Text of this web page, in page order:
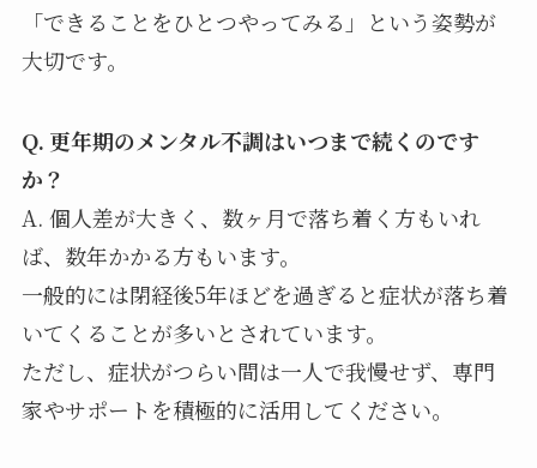
「できることをひとつやってみる」という姿勢が
大切です。
Q. 更年期のメンタル不調はいつまで続くのです
か？
A. 個人差が大きく、数ヶ月で落ち着く方もいれ
ば、数年かかる方もいます。
一般的には閉経後5年ほどを過ぎると症状が落ち着
いてくることが多いとされています。
ただし、症状がつらい間は一人で我慢せず、専門
家やサポートを積極的に活用してください。